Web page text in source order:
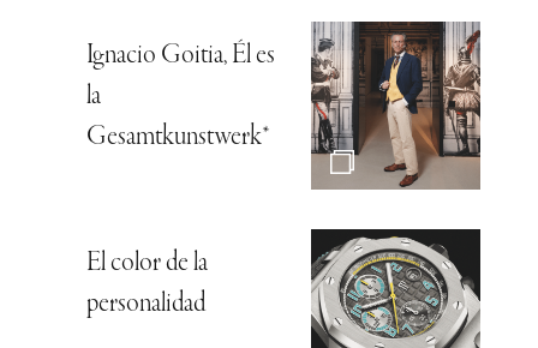
Ignacio Goitia, Él es
la
Gesamtkunstwerk*
El color de la
personalidad